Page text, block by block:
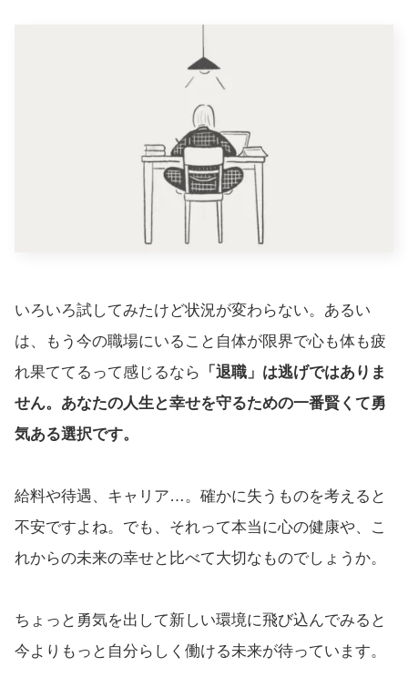
いろいろ試してみたけど状況が変わらない。あるい
は、もう今の職場にいること自体が限界で心も体も疲
れ果ててるって感じるなら
「退職」は逃げではありま
せん。あなたの人生と幸せを守るための一番賢くて勇
気ある選択です。
給料や待遇、キャリア…。確かに失うものを考えると
不安ですよね。でも、それって本当に心の健康や、こ
れからの未来の幸せと比べて大切なものでしょうか。
ちょっと勇気を出して新しい環境に飛び込んでみると
今よりもっと自分らしく働ける未来が待っています。